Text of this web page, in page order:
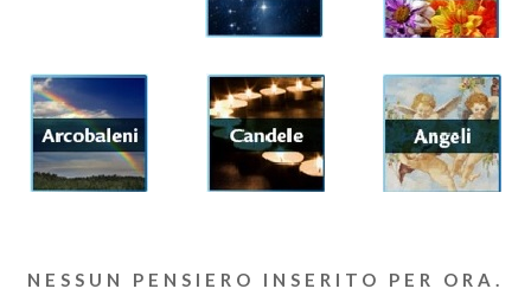
NESSUN PENSIERO INSERITO PER ORA.